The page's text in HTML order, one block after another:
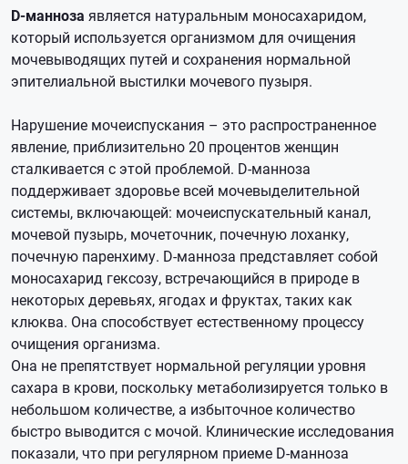
D-манноза является натуральным моносахаридом,
который используется организмом для очищения
мочевыводящих путей и сохранения нормальной
эпителиальной выстилки мочевого пузыря.
Нарушение мочеиспускания – это распространенное
явление, приблизительно 20 процентов женщин
сталкивается с этой проблемой. D-манноза
поддерживает здоровье всей мочевыделительной
системы, включающей: мочеиспускательный канал,
мочевой пузырь, мочеточник, почечную лоханку,
почечную паренхиму. D-манноза представляет собой
моносахарид гексозу, встречающийся в природе в
некоторых деревьях, ягодах и фруктах, таких как
клюква. Она способствует естественному процессу
очищения организма.
Она не препятствует нормальной регуляции уровня
сахара в крови, поскольку метаболизируется только в
небольшом количестве, а избыточное количество
быстро выводится с мочой. Клинические исследования
показали, что при регулярном приеме D-манноза